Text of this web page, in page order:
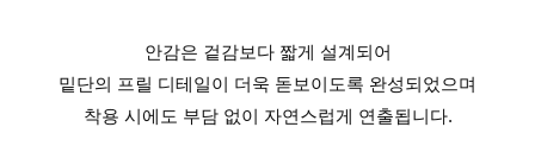
안감은 겉감보다 짧게 설계되어
밑단의 프릴 디테일이 더욱 돋보이도록 완성되었으며
착용 시에도 부담 없이 자연스럽게 연출됩니다.